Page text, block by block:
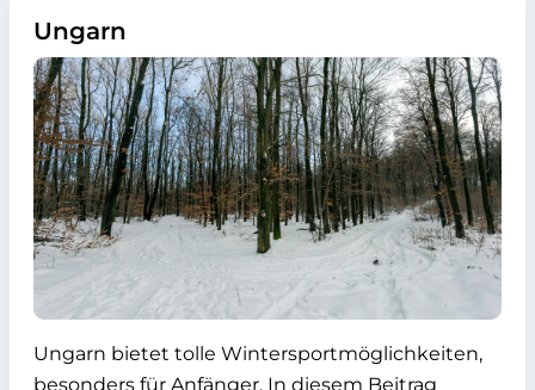
Ungarn
Ungarn bietet tolle Wintersportmöglichkeiten,
besonders für Anfänger. In diesem Beitrag